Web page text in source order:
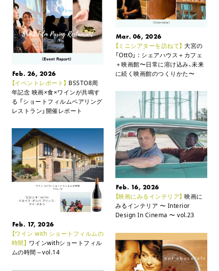
Mar. 06, 2026
【ミニシアターを訪ねて】 大宮の
「OttO」 : シェアハウス＋カフェ
＋映画館〜日常に溶け込み、未来
に続く映画館のつくりかた〜
Feb. 26, 2026
【イベントレポート】 BSSTO8周
年記念 映画×食×ワインが共鳴す
る 「ショートフィルムペアリング
レストラン」開催レポート
Feb. 16, 2026
【映画にみるインテリア】 映画に
みるインテリア 〜 Interior
Design In Cinema 〜 vol.23
Feb. 17, 2026
【ワイン with ショートフィルムの
時間】 ワインwithショートフィル
ムの時間～vol.14